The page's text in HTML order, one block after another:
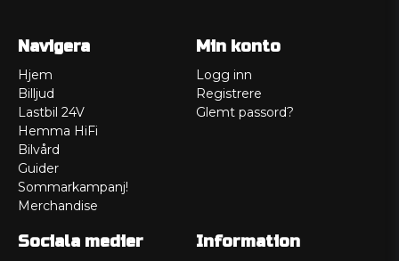
Navigera
Hjem
Billjud
Lastbil 24V
Hemma HiFi
Bilvård
Guider
Sommarkampanj!
Merchandise
Min konto
Logg inn
Registrere
Glemt passord?
Sociala medier Information